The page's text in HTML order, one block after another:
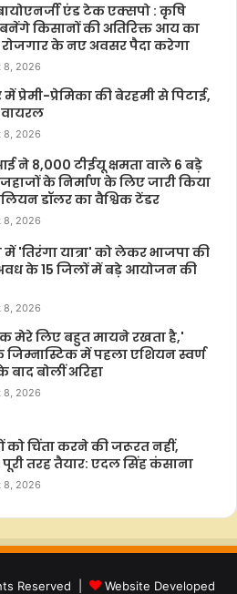
एंड टेक एक्सपो : कृषि
किसानों की अतिरिक्त आय का
रोजगार के नए अवसर पैदा करेगा
8, 2026
प्रेमी-प्रेमिका की बेरहमी से पिटाई,
वायरल
8, 2026
ने 8,000 टीईयू क्षमता वाले 6 बड़े
के निर्माण के लिए जारी किया
डॉलर का वैश्विक टेंडर
8, 2026
में 'तिरंगा यात्रा' को लेकर भाजपा की
के 15 जिलों में बड़े आयोजन की
8, 2026
मेरे लिए बहुत मायने रखता है,'
जिम्नास्टिक में पहला एशियन स्वर्ण
बोलीं अरिहा
8, 2026
को चिंता करने की जरूरत नहीं,
तरह तैयार: एदल सिंह कंसाना
8, 2026
Reserved | Website Developed